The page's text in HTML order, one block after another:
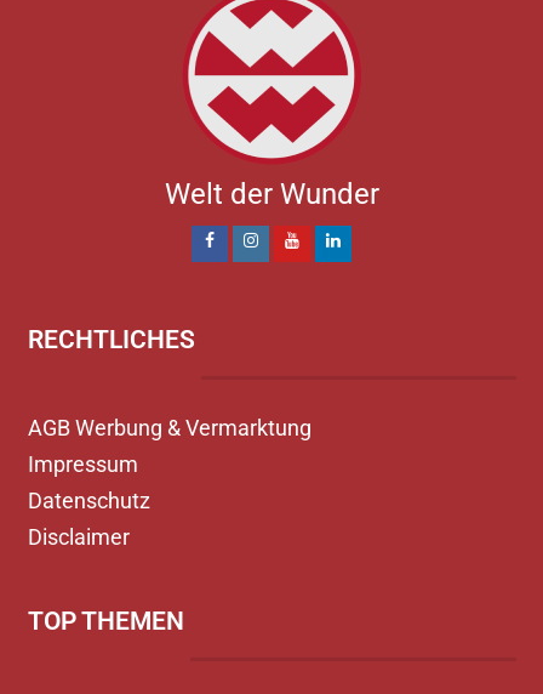
Welt der Wunder
RECHTLICHES
AGB Werbung & Vermarktung
Impressum
Datenschutz
Disclaimer
TOP THEMEN